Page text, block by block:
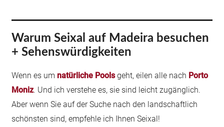
Warum Seixal auf Madeira besuchen
+ Sehenswürdigkeiten
Wenn es um natürliche Poolsgeht, eilen alle nach Porto
Moniz. Und ich verstehe es, sie sind leicht zugänglich.
Aber wenn Sie auf der Suche nach den landschaftlich
schönsten sind, empfehle ich Ihnen Seixal!